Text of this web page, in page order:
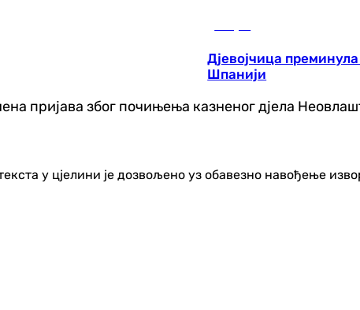
Дјевојчица
Шпанији
пријава због почињења казненог дјела
у цјелини је дозвољено уз обавезно навођење